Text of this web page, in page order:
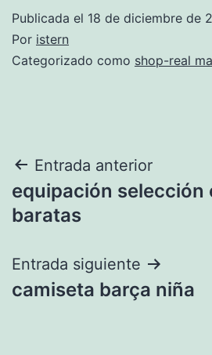
Publicada el 18 de diciembre de
Por istern
Categorizado como shop-real
Navegación
de
Entrada anterior
equipación selección
baratas
Entrada siguiente
camiseta barça niña